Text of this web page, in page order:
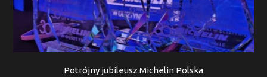
Potrójny jubileusz Michelin Polska